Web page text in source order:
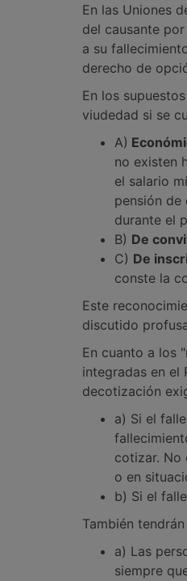
En las Uniones
del causante
a su
derecho de
En los
viudedad si se
A)
no existen
el salario
pensión
durante el
B) De
C) De
conste la
Este
discutido
En cuanto a los
integradas en el
decotización
a) Si el
cotizar. No
o en
b) Si el
También
a) Las
siempre